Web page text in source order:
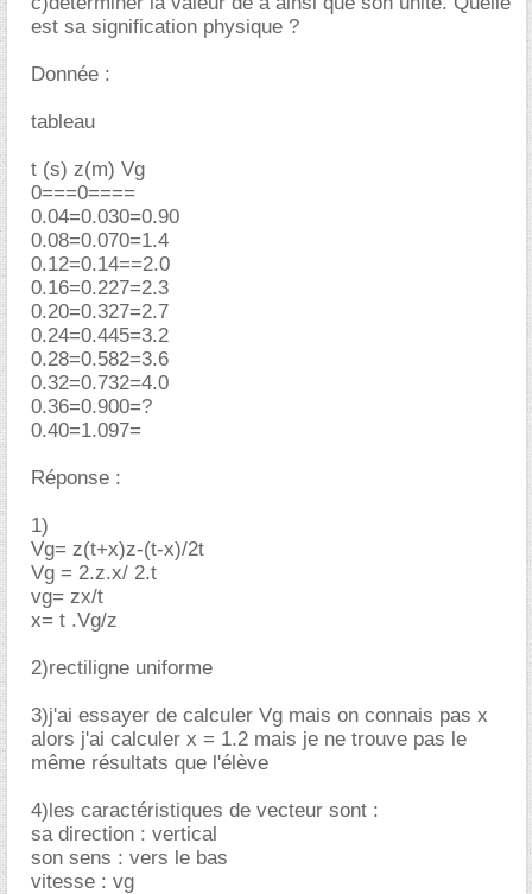
est sa signification physique ?
Donnée :
tableau
t (s) z(m) Vg
0===0====
0.04=0.030=0.90
0.08=0.070=1.4
0.12=0.14==2.0
0.16=0.227=2.3
0.20=0.327=2.7
0.24=0.445=3.2
0.28=0.582=3.6
0.32=0.732=4.0
0.36=0.900=?
0.40=1.097=
Réponse :
1)
Vg= z(t+x)z-(t-x)/2t
Vg = 2.z.x/ 2.t
vg= zx/t
x= t .Vg/z
2)rectiligne uniforme
3)j'ai essayer de calculer Vg mais on connais pas x
alors j'ai calculer x = 1.2 mais je ne trouve pas le
même résultats que l'élève
4)les caractéristiques de vecteur sont :
sa direction : vertical
son sens : vers le bas
vitesse : vg